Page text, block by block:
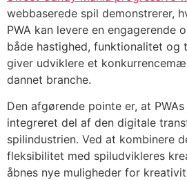
webbaserede spil demonstrerer,
PWA kan levere en engagerende
både hastighed, funktionalitet
giver udviklere et
dannet branche.
Den afgørende pointe er, at
integreret del af den digitale
spilindustrien. Ved at kombinere
fleksibilitet med spiludvikleres
åbnes nye muligheder for